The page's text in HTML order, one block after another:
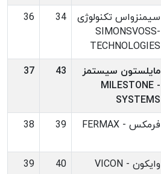
سیمنزواس تکنولوژی
-SIMONSVOSS
TECHNOLOGIES
34
36
مایلستون سیستمز
- MILESTONE
SYSTEMS
43
37
فرمکس - FERMAX 39
38
وایکون - VICON 40
39